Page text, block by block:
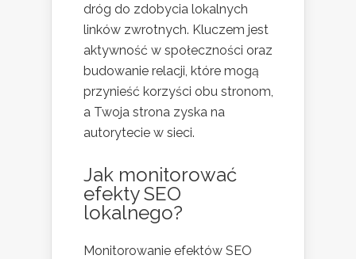
dróg do zdobycia lokalnych
linków zwrotnych. Kluczem jest
aktywność w społeczności oraz
budowanie relacji, które mogą
przynieść korzyści obu stronom,
a Twoja strona zyska na
autorytecie w sieci.
Jak monitorować
efekty SEO
lokalnego?
Monitorowanie efektów SEO